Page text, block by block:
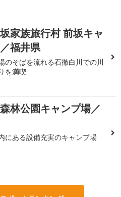
家族旅行村 前坂キャ
福井県
のそばを流れる石徹白川での川
を満喫
林公園キャンプ場／
にある設備充実のキャンプ場